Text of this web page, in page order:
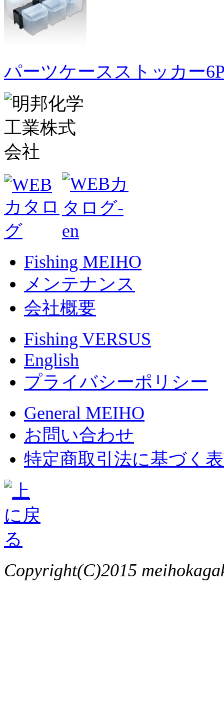
パーツケースストッカー
Fishing MEIHO
メンテナンス
会社概要
Fishing VERSUS
English
プライバシーポリシー
General MEIHO
お問い合わせ
特定商取引法に基づく
Copyright(C)2015